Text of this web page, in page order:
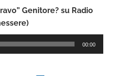
Genitore? su Radio
00:00